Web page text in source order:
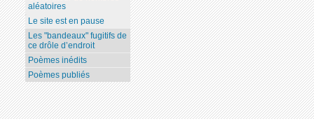
aléatoires
Le site est en pause
Les "bandeaux" fugitifs de
ce drôle d’endroit
Poèmes inédits
Poèmes publiés